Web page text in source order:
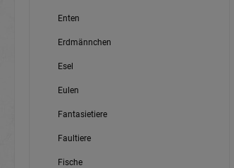
Enten
Erdmännchen
Esel
Eulen
Fantasietiere
Faultiere
Fische